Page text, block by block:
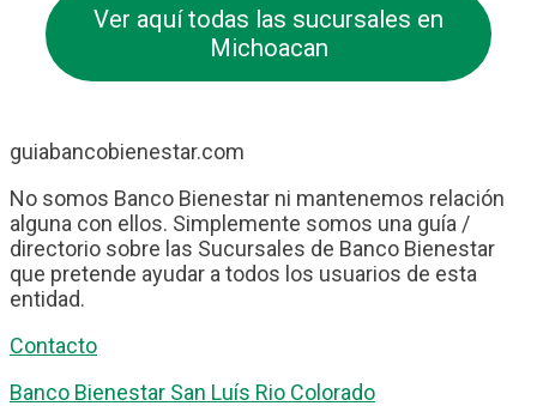
Ver aquí todas las sucursales en
Michoacan
guiabancobienestar.com
No somos Banco Bienestar ni mantenemos relación
alguna con ellos. Simplemente somos una guía /
directorio sobre las Sucursales de Banco Bienestar
que pretende ayudar a todos los usuarios de esta
entidad.
Contacto
Banco Bienestar San Luís Rio Colorado